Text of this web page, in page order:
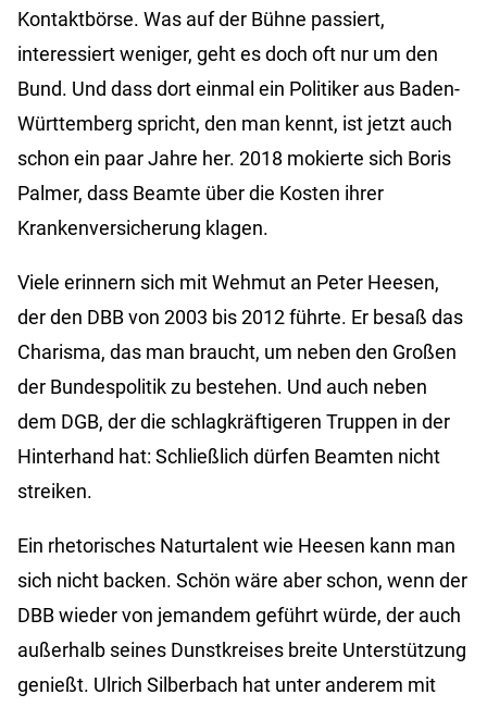
Kontaktbörse. Was auf der Bühne passiert,
interessiert weniger, geht es doch oft nur um den
Bund. Und dass dort einmal ein Politiker aus Baden-
Württemberg spricht, den man kennt, ist jetzt auch
schon ein paar Jahre her. 2018 mokierte sich Boris
Palmer, dass Beamte über die Kosten ihrer
Krankenversicherung klagen.
Viele erinnern sich mit Wehmut an Peter Heesen,
der den DBB von 2003 bis 2012 führte. Er besaß das
Charisma, das man braucht, um neben den Großen
der Bundespolitik zu bestehen. Und auch neben
dem DGB, der die schlagkräftigeren Truppen in der
Hinterhand hat: Schließlich dürfen Beamten nicht
streiken.
Ein rhetorisches Naturtalent wie Heesen kann man
sich nicht backen. Schön wäre aber schon, wenn der
DBB wieder von jemandem geführt würde, der auch
außerhalb seines Dunstkreises breite Unterstützung
genießt. Ulrich Silberbach hat unter anderem mit